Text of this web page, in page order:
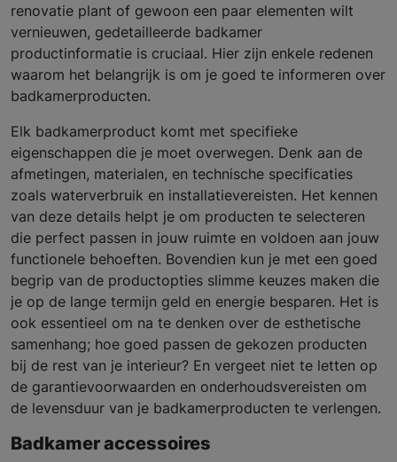
renovatie plant of gewoon een paar elementen wilt
vernieuwen, gedetailleerde badkamer
productinformatie is cruciaal. Hier zijn enkele redenen
waarom het belangrijk is om je goed te informeren over
badkamerproducten.
Elk badkamerproduct komt met specifieke
eigenschappen die je moet overwegen. Denk aan de
afmetingen, materialen, en technische specificaties
zoals waterverbruik en installatievereisten. Het kennen
van deze details helpt je om producten te selecteren
die perfect passen in jouw ruimte en voldoen aan jouw
functionele behoeften. Bovendien kun je met een goed
begrip van de productopties slimme keuzes maken die
je op de lange termijn geld en energie besparen. Het is
ook essentieel om na te denken over de esthetische
samenhang; hoe goed passen de gekozen producten
bij de rest van je interieur? En vergeet niet te letten op
de garantievoorwaarden en onderhoudsvereisten om
de levensduur van je badkamerproducten te verlengen.
Badkamer accessoires